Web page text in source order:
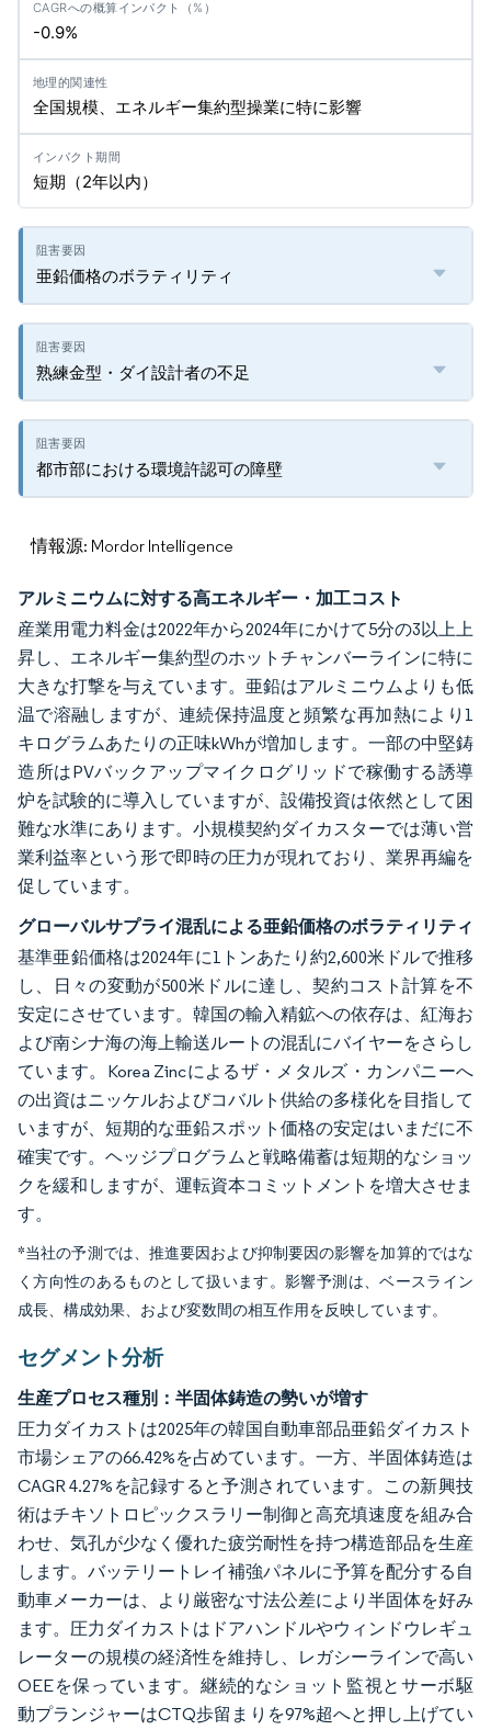
-0.9%
全国規模、エネルギー集約型操業に特に影響
短期（2年以内）
亜鉛価格のボラティリティ
熟練金型・ダイ設計者の不足
都市部における環境許認可の障壁
情報源: Mordor Intelligence
アルミニウムに対する高エネルギー・加工コスト
産業用電力料金は2022年から2024年にかけて5分の3以上上
昇し、エネルギー集約型のホットチャンバーラインに特に
大きな打撃を与えています。亜鉛はアルミニウムよりも低
温で溶融しますが、連続保持温度と頻繁な再加熱により1
キログラムあたりの正味kWhが増加します。一部の中堅鋳
造所はPVバックアップマイクログリッドで稼働する誘導
炉を試験的に導入していますが、設備投資は依然として困
難な水準にあります。小規模契約ダイカスターでは薄い営
業利益率という形で即時の圧力が現れており、業界再編を
促しています。
グローバルサプライ混乱による亜鉛価格のボラティリティ
基準亜鉛価格は2024年に1トンあたり約2,600米ドルで推移
し、日々の変動が500米ドルに達し、契約コスト計算を不
安定にさせています。韓国の輸入精鉱への依存は、紅海お
よび南シナ海の海上輸送ルートの混乱にバイヤーをさらし
ています。Korea Zincによるザ・メタルズ・カンパニーへ
の出資はニッケルおよびコバルト供給の多様化を目指して
いますが、短期的な亜鉛スポット価格の安定はいまだに不
確実です。ヘッジプログラムと戦略備蓄は短期的なショッ
クを緩和しますが、運転資本コミットメントを増大させま
す。
*当社の予測では、推進要因および抑制要因の影響を加算的ではな
く方向性のあるものとして扱います。影響予測は、ベースライン
成長、構成効果、および変数間の相互作用を反映しています。
セグメント分析
生産プロセス種別：半固体鋳造の勢いが増す
圧力ダイカストは2025年の韓国自動車部品亜鉛ダイカスト
市場シェアの66.42%を占めています。一方、半固体鋳造は
CAGR 4.27%を記録すると予測されています。この新興技
術はチキソトロピックスラリー制御と高充填速度を組み合
わせ、気孔が少なく優れた疲労耐性を持つ構造部品を生産
します。バッテリートレイ補強パネルに予算を配分する自
動車メーカーは、より厳密な寸法公差により半固体を好み
ます。圧力ダイカストはドアハンドルやウィンドウレギュ
レーターの規模の経済性を維持し、レガシーラインで高い
OEEを保っています。継続的なショット監視とサーボ駆
動プランジャーはCTQ歩留まりを97%超へと押し上げてい